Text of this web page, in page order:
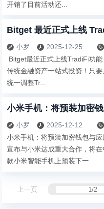
开销了目前活动还...
 小罗  2025-12-25 
Bitget最近正式上线TradiFi功
传统金融资产一站式投资！只
统一调整Tr...
小米手机：将预装加密
 小罗  2025-12-12 
小米手机：将预装加密钱包与
宣布与小米达成重大合作，将
款小米智能手机上预装下一...
上一页